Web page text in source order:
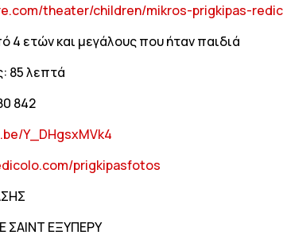
theater/children/mikros-prigkipas-
4 ετών και μεγάλους που ήταν παιδιά
85 λεπτά
842
Y_DHgsxMVk4
prigkipasfotos
ΣΑΙΝΤ ΕΞΥΠΕΡΥ